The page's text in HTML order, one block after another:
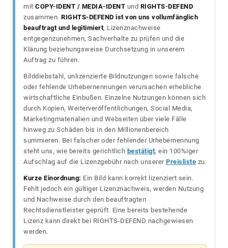
mit COPY-IDENT / MEDIA-IDENT und RIGHTS-DEFEND
zusammen. RIGHTS-DEFEND ist von uns vollumfänglich
beauftragt und legitimiert, Lizenznachweise
entgegenzunehmen, Sachverhalte zu prüfen und die
Klärung beziehungsweise Durchsetzung in unserem
Auftrag zu führen.
Bilddiebstahl, unlizenzierte Bildnutzungen sowie falsche
oder fehlende Urhebernennungen verursachen erhebliche
wirtschaftliche Einbußen. Einzelne Nutzungen können sich
durch Kopien, Weiterveröffentlichungen, Social Media,
Marketingmaterialien und Webseiten über viele Fälle
hinweg zu Schäden bis in den Millionenbereich
summieren. Bei falscher oder fehlender Urhebernennung
steht uns, wie bereits gerichtlich bestätigt, ein 100%iger
Aufschlag auf die Lizenzgebühr nach unserer Preisliste zu.
Kurze Einordnung: Ein Bild kann korrekt lizenziert sein.
Fehlt jedoch ein gültiger Lizenznachweis, werden Nutzung
und Nachweise durch den beauftragten
Rechtsdienstleister geprüft. Eine bereits bestehende
Lizenz kann direkt bei RIGHTS-DEFEND nachgewiesen
werden.